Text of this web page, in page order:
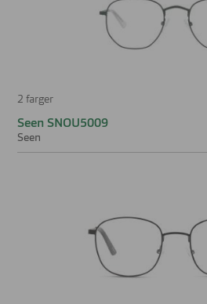
2 farger
Seen SNOU5009
Seen